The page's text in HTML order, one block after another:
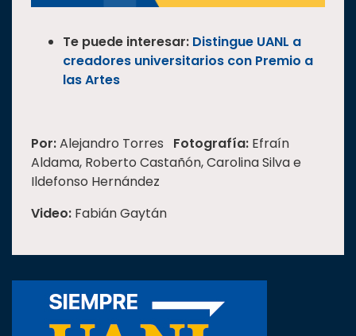
Te puede interesar: Distingue UANL a
creadores universitarios con Premio a
las Artes
Por:Alejandro Torres Fotografía: Efraín
Aldama, Roberto Castañón, Carolina Silva e
Ildefonso Hernández
Video: Fabián Gaytán